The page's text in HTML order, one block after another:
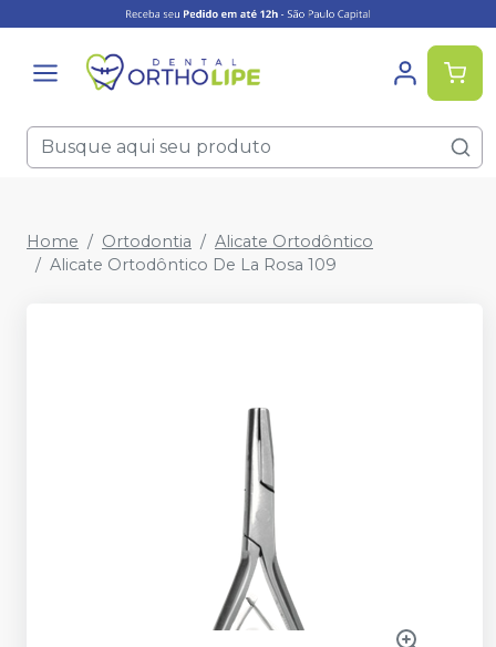
Home Ortodontia
Alicate Ortodôntico
Alicate Ortodôntico De La Rosa 109